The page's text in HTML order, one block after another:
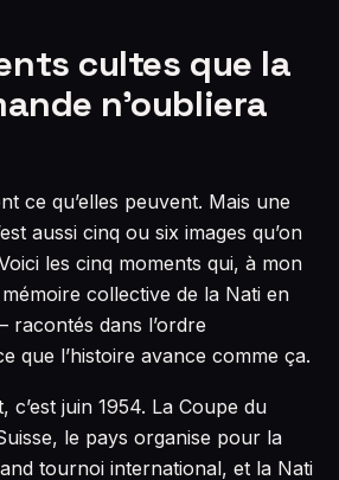
cultes que la
n’oubliera
ce qu’elles peuvent. Mais une
aussi cinq ou six images qu’on
les cinq moments qui, à mon
collective de la Nati en
dans l’ordre
que l’histoire avance comme ça.
c’est juin 1954. La Coupe du
le pays organise pour la
tournoi international, et la Nati